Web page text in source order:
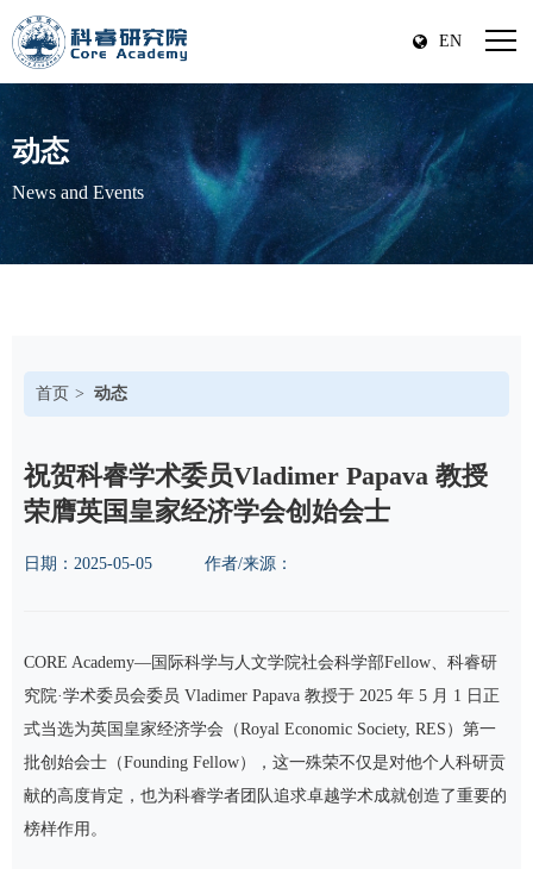
EN
动态
News and Events
首页 动态
祝贺科睿学术委员Vladimer Papava 教授
荣膺英国皇家经济学会创始会士
日期： 2025-05-05 作者/来源：
CORE Academy—国际科学与人文学院社会科学部Fellow、科睿研
究院·学术委员会委员 Vladimer Papava 教授于 2025 年 5 月 1 日正
式当选为英国皇家经济学会（Royal Economic Society, RES）第一
批创始会士（Founding Fellow），这一殊荣不仅是对他个人科研贡
献的高度肯定，也为科睿学者团队追求卓越学术成就创造了重要的
榜样作用。